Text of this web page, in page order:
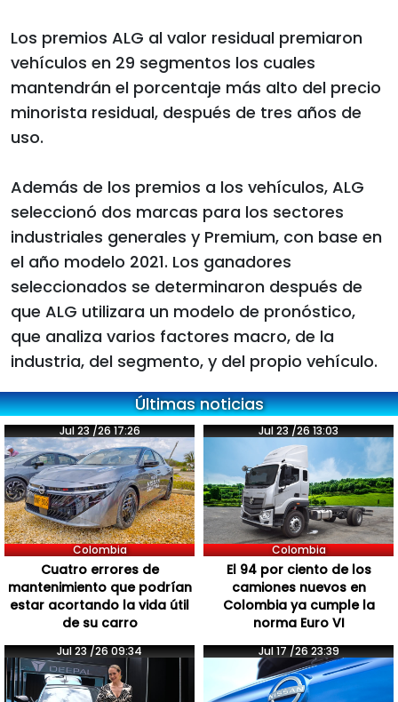
Los premios ALG al valor residual premiaron
vehículos en 29 segmentos los cuales
mantendrán el porcentaje más alto del precio
minorista residual, después de tres años de
uso.
Además de los premios a los vehículos, ALG
seleccionó dos marcas para los sectores
industriales generales y Premium, con base en
el año modelo 2021. Los ganadores
seleccionados se determinaron después de
que ALG utilizara un modelo de pronóstico,
que analiza varios factores macro, de la
industria, del segmento, y del propio vehículo.
Últimas noticias
Jul 23 /26 17:26
Colombia
Cuatro errores de
mantenimiento que podrían
estar acortando la vida útil
de su carro
Jul 23 /26 13:03
Colombia
El 94 por ciento de los
camiones nuevos en
Colombia ya cumple la
norma Euro VI
Jul 23 /26 09:34 Jul 17 /26 23:39